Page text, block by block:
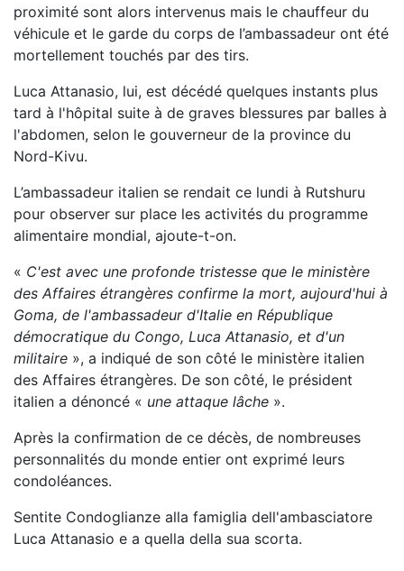
proximité sont alors intervenus mais le chauffeur du
véhicule et le garde du corps de l’ambassadeur ont été
mortellement touchés par des tirs.
Luca Attanasio, lui, est décédé quelques instants plus
tard à l'hôpital suite à de graves blessures par balles à
l'abdomen, selon le gouverneur de la province du
Nord-Kivu.
L’ambassadeur italien se rendait ce lundi à Rutshuru
pour observer sur place les activités du programme
alimentaire mondial, ajoute-t-on.
« C'est avec une profonde tristesse que le ministère
des Affaires étrangères confirme la mort, aujourd'hui à
Goma, de l'ambassadeur d'Italie en République
démocratique du Congo, Luca Attanasio, et d'un
militaire », a indiqué de son côté le ministère italien
des Affaires étrangères. De son côté, le président
italien a dénoncé « une attaque lâche ».
Après la confirmation de ce décès, de nombreuses
personnalités du monde entier ont exprimé leurs
condoléances.
Sentite Condoglianze alla famiglia dell'ambasciatore
Luca Attanasio e a quella della sua scorta.